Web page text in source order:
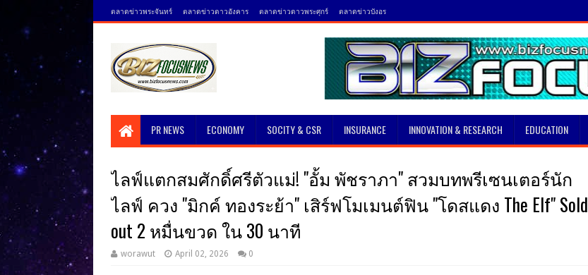
ตลาดข่าวพระจันทร์ ตลาดข่าวดาวอังคาร ตลาดข่าวดาวพระศุกร์ ตลาดข่าวบังอร
PR NEWS ECONOMY SOCITY & CSR INSURANCE INNOVATION & RESEARCH EDUCATION
ไลฟ์แตกสมศักดิ์ศรีตัวแม่! "อั้ม พัชราภา" สวมบทพรีเซนเตอร์นัก
ไลฟ์ ควง "มิกค์ ทองระย้า" เสิร์ฟโมเมนต์ฟิน "โดสแดง The Elf" Sold
out 2 หมื่นขวด ใน 30 นาที
worawut April 02, 2026 0